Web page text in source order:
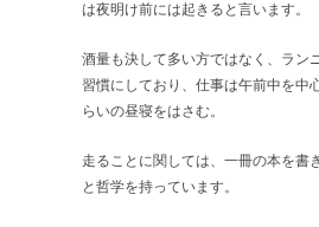
は夜明け前には起きると言います。
酒量も決して多い方ではなく、ラン
習慣にしており、仕事は午前中を中
らいの昼寝をはさむ。
走ることに関しては、一冊の本を書
と哲学を持っています。